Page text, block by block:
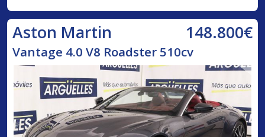
Aston Martin 148.800€
Vantage 4.0 V8 Roadster 510cv